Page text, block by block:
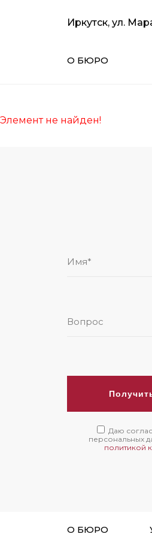
Иркутск, ул.
О БЮРО
Элемент не найден!
Даю
персональных
политикой
О БЮРО